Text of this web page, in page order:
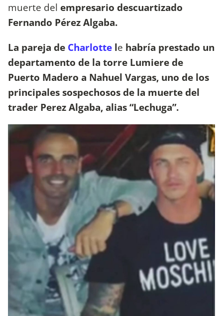
muerte del empresario descuartizado
Fernando Pérez Algaba.
La pareja de Charlotte le habría prestado un
departamento de la torre Lumiere de
Puerto Madero a Nahuel Vargas, uno de los
principales sospechosos de la muerte del
trader Perez Algaba, alias “Lechuga”.